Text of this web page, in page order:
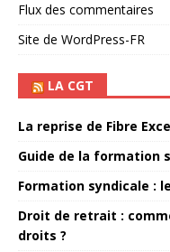
Flux des commentaires
Site de WordPress-FR
LA CGT
La reprise de Fibre
Guide de la formation
Formation syndicale :
Droit de retrait :
droits ?